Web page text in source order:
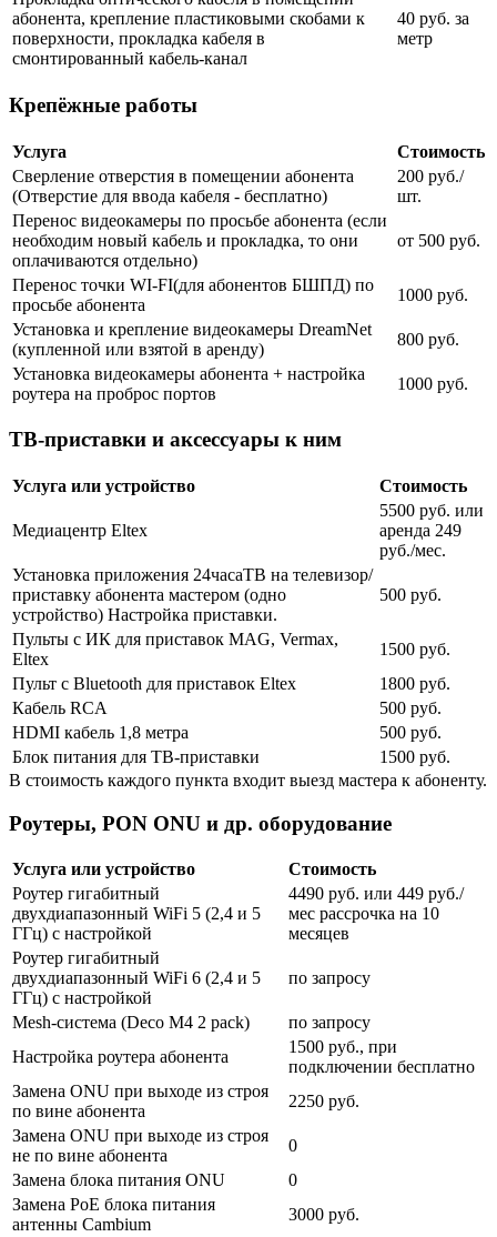
абонента, крепление пластиковыми скобами к
поверхности, прокладка кабеля в
смонтированный кабель-канал
40 руб. за
метр
Крепёжные работы
Услуга
Стоимость
Сверление отверстия в помещении абонента
(Отверстие для ввода кабеля - бесплатно)
200 руб./
шт.
Перенос видеокамеры по просьбе абонента (если
необходим новый кабель и прокладка, то они
оплачиваются отдельно)
от 500 руб.
Перенос точки WI-FI(для абонентов БШПД) по
просьбе абонента
1000 руб.
Установка и крепление видеокамеры DreamNet
(купленной или взятой в аренду)
800 руб.
Установка видеокамеры абонента + настройка
роутера на проброс портов
1000 руб.
ТВ-приставки и аксессуары к ним
Услуга или устройство Стоимость
Медиацентр Eltex
5500 руб. или
аренда 249
руб./мес.
Установка приложения 24часаТВ на телевизор/
приставку абонента мастером (одно
устройство) Настройка приставки.
500 руб.
Пульты с ИК для приставок MAG, Vermax,
Eltex
1500 руб.
Пульт с Bluetooth для приставок Eltex
1800 руб.
Кабель RCA
500 руб.
HDMI кабель 1,8 метра
500 руб.
Блок питания для ТВ-приставки
1500 руб.
В стоимость каждого пункта входит выезд мастера к абоненту.
Роутеры, PON ONU и др. оборудование
Услуга или устройство
Стоимость
Роутер гигабитный
двухдиапазонный WiFi 5 (2,4 и 5
ГГц) с настройкой
4490 руб. или 449 руб./
мес рассрочка на 10
месяцев
Роутер гигабитный
двухдиапазонный WiFi 6 (2,4 и 5
ГГц) с настройкой
по запросу
Mesh-система (Deco M4 2 pack)
по запросу
Настройка роутера абонента
1500 руб., при
подключении бесплатно
Замена ONU при выходе из строя
по вине абонента
2250 руб.
Замена ONU при выходе из строя
не по вине абонента
0
Замена блока питания ONU
0
Замена PoE блока питания
антенны Cambium
3000 руб.